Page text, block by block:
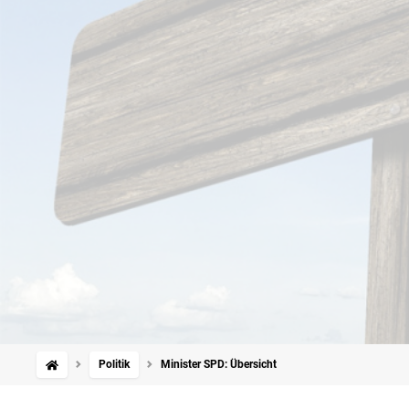
Politik Minister SPD: Übersicht